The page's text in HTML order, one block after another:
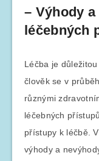
– Výhody
léčebných
Léčba je
člověk se v
různými
léčebných
přístupy k léčbě.
výhody a